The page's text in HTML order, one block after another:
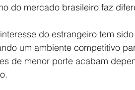
do mercado brasileiro faz
do estrangeiro tem
um ambiente competitivo
de menor porte acabam